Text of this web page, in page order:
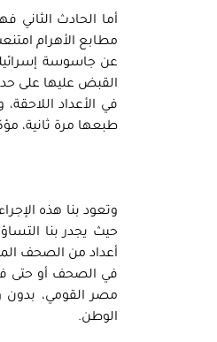
أما الحادث الثاني
مطابع الأهرام
عن جاسوسة
القبض عليها على
في الأعداد
طبعها مرة ثانية،
وتعود بنا هذه
حيث يجدر بنا
أعداد من الصحف
في الصحف أو حتى
مصر القومي،
الوطن.